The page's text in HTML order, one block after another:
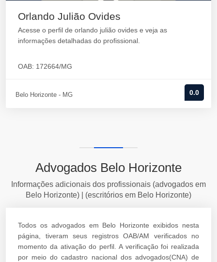
Orlando Julião Ovides
Acesse o perfil de orlando julião ovides e veja as
informações detalhadas do profissional.
OAB: 172664/MG
Belo Horizonte - MG 0.0
Advogados Belo Horizonte
Informações adicionais dos profissionais (advogados em
Belo Horizonte) | (escritórios em Belo Horizonte)
Todos os advogados em Belo Horizonte exibidos nesta
página, tiveram seus registros OAB/AM verificados no
momento da ativação do perfil. A verificação foi realizada
por meio do cadastro nacional dos advogados(CNA) de